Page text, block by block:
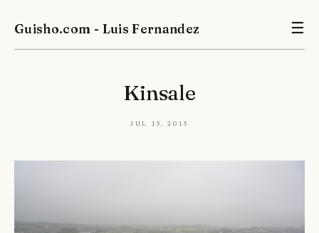
Guisho.com - Luis Fernandez ☰
Kinsale
Jul 15, 2015